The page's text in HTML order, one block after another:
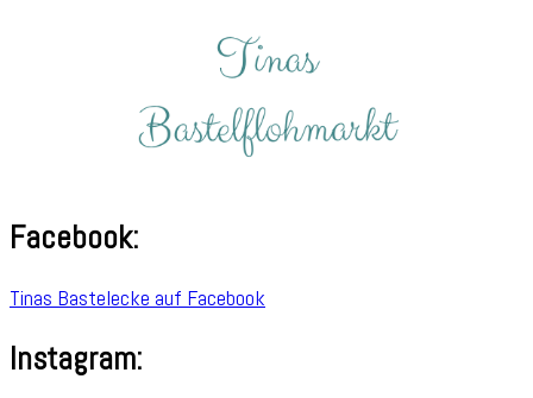
Facebook:
Tinas Bastelecke auf Facebook
Instagram: